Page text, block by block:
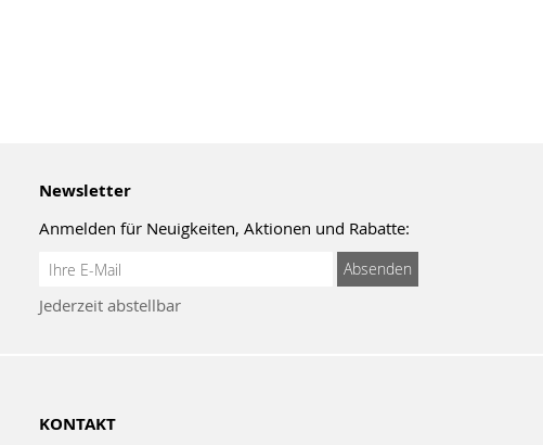
Newsletter
Anmelden für Neuigkeiten, Aktionen und Rabatte:
Anmeldung
Newsletter:
Absenden
Jederzeit abstellbar
KONTAKT